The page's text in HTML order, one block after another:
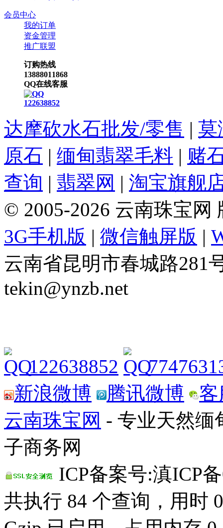
会员中心
我的订单
资金管理
推广联盟
订购热线
13888011868
QQ在线客服
122638852
达摩砍水石批发/零售 | 莫
原石 | 缅甸翡翠毛料 | 赌
查询 | 翡翠网 | 淘宝旗舰
© 2005-2026 云南珠宝网
3G手机版 | 微信触屏版 |
云南省昆明市春城路281
tekin@ynzb.net
122638852
新浪微博
腾讯微博
云南珠宝网 - 专业天然缅
子商务网
ICP备案号:滇ICP
共执行 84 个查询，用时